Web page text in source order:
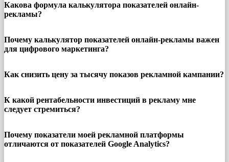
Какова формула калькулятора показателей онлайн-
рекламы?
Почему калькулятор показателей онлайн-рекламы важен
для цифрового маркетинга?
Как снизить цену за тысячу показов рекламной кампании?
К какой рентабельности инвестиций в рекламу мне
следует стремиться?
Почему показатели моей рекламной платформы
отличаются от показателей Google Analytics?